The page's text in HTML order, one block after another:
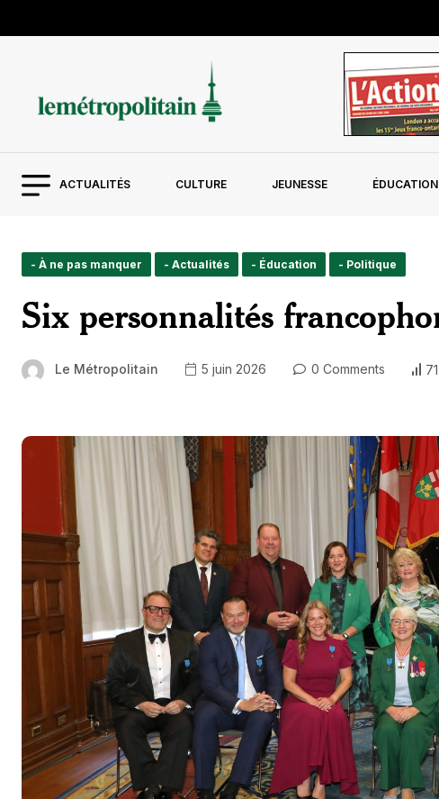
ACTUALITÉS CULTURE JEUNESSE ÉDUCATION
- À ne pas manquer - Actualités - Éducation - Politique
Six personnalités
Le Métropolitain 5 juin 2026 0 Comments